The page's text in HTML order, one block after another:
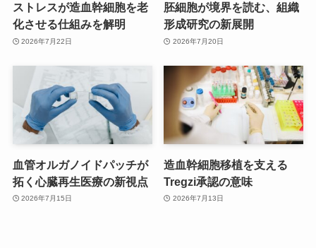
ストレスが造血幹細胞を老
化させる仕組みを解明
2026年7月22日
胚細胞が境界を読む、組織
形成研究の新展開
2026年7月20日
血管オルガノイドパッチが
拓く心臓再生医療の新視点
2026年7月15日
造血幹細胞移植を支える
Tregzi承認の意味
2026年7月13日